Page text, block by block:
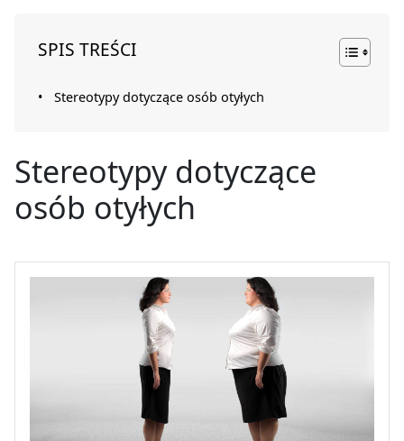
SPIS TREŚCI
Stereotypy dotyczące osób otyłych
Stereotypy dotyczące
osób otyłych